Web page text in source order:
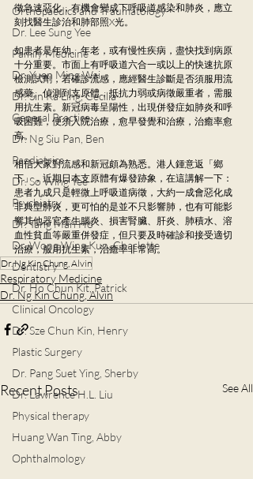
Orthopaedics and Traumatology
Dr. Lee Sung Yee
Family Medicine
Dr. Yuen Ming Wai
Dr. Sin Ka Ling, Cecilia
General Practice
Dr. Ng Siu Pan, Ben
Paediatrics
Dr. So Wing Yee
Psychiatry
Dr. Tang Man Ho
Dr. Wong Wing Kun, Charlotte
Dentistry
Dr. Ho Chun Kit, Patrick
Clinical Oncology
Dr. Sze Chun Kin, Henry
Plastic Surgery
Dr. Pang Suet Ying, Sherby
Dr. Lawrence H.L. Liu
Physical therapy
Huang Wan Ting, Abby
Ophthalmology
徵急速惡化，有機會變成下呼吸道感染和肺炎，應立
刻找醫生診治和肺部照X光。
如患者是年幼、年老，或有慢性疾病，盡快找到病原
十分重要。市面上有呼吸道六合一或以上的快速抗原
檢測試劑，若確診流感，應經醫生診斷是否須服用流
感藥。偵測到支原體，抵抗力弱或病徵嚴重者，需服
用抗生素。新冠病毒呈陽性，出現併發症如肺炎和呼
吸困難，便須入院治療，愈早發覺和治療，治癒率愈
高。
相信大家對流感和新冠頗為熟悉。港人鍾意返「鄉
下」，近期日本支原體有爆發跡象，在這講解一下：
患者九成只是輕微上呼吸道病徵，大約一成會惡化成
非典型肺炎，更可怕的是並不只影響肺，也有可能影
響其他器官產生腦炎、損害腎臟、肝炎、肺積水、溶
血性貧血等嚴重併發症，但只要及時確診和接受適切
治療，服用抗生素，治癒率非常高。
Dr. Ng Kin Chung, Alvin
Respiratory Medicine
Dr. Ng Kin Chung, Alvin
Recent Posts See All